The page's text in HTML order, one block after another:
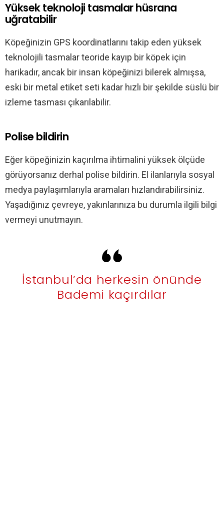
Yüksek teknoloji tasmalar hüsrana
uğratabilir
Köpeğinizin GPS koordinatlarını takip eden yüksek
teknolojili tasmalar teoride kayıp bir köpek için
harikadır, ancak bir insan köpeğinizi bilerek almışsa,
eski bir metal etiket seti kadar hızlı bir şekilde süslü bir
izleme tasması çıkarılabilir.
Polise bildirin
Eğer köpeğinizin kaçırılma ihtimalini yüksek ölçüde
görüyorsanız derhal polise bildirin. El ilanlarıyla sosyal
medya paylaşımlarıyla aramaları hızlandırabilirsiniz.
Yaşadığınız çevreye, yakınlarınıza bu durumla ilgili bilgi
vermeyi unutmayın.
İstanbul’da herkesin önünde
Bademi kaçırdılar